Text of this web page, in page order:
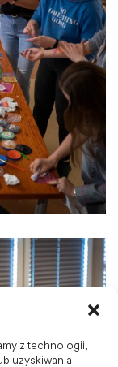
z technologii,
uzyskiwania